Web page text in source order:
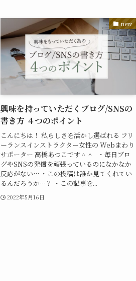
new
興味を持っていただくブログ/SNSの
書き方 ４つのポイント
こんにちは！ 私らしさを活かし選ばれる フリ
ーランスインストラクター女性の Webまわり
サポーター 高橋あつこです＾＾ ・毎日ブロ
グやSNSの発信を頑張っているのになかなか
反応がない… ・この投稿は誰か見てくれてい
るんだろうか…？ ・この記事を...
2022年5月16日